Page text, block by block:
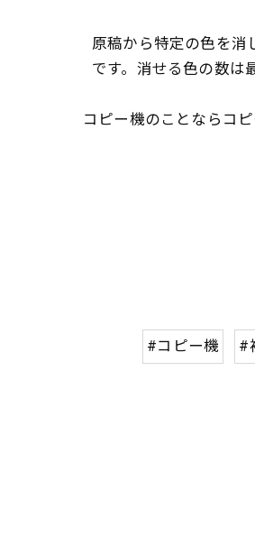
原稿から特定の色を消
です。消せる色の数は
コピー機のことならコ
#コピー機 #